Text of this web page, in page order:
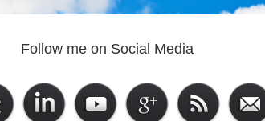
Follow me on Social Media